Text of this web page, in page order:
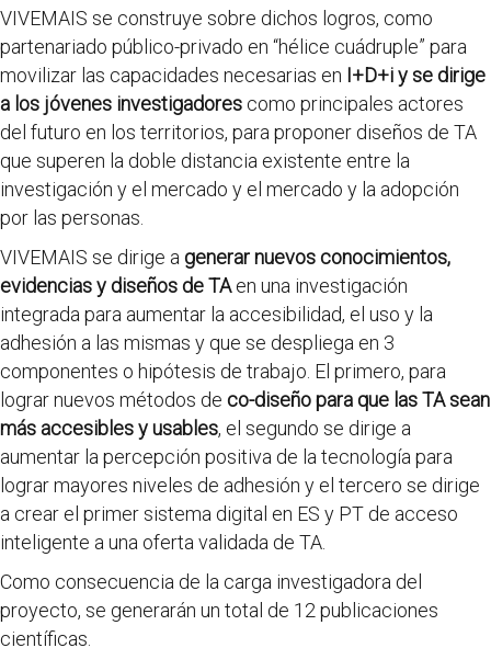
VIVEMAIS se construye sobre dichos logros, como
partenariado público-privado en “hélice cuádruple” para
movilizar las capacidades necesarias en I+D+i y se dirige
a los jóvenes investigadorescomo principales actores
del futuro en los territorios, para proponer diseños de TA
que superen la doble distancia existente entre la
investigación y el mercado y el mercado y la adopción
por las personas.
VIVEMAIS se dirige a generar nuevos conocimientos,
evidencias y diseños de TAen una investigación
integrada para aumentar la accesibilidad, el uso y la
adhesión a las mismas y que se despliega en 3
componentes o hipótesis de trabajo. El primero, para
lograr nuevos métodos de co-diseño para que las TA sean
más accesibles y usables, el segundo se dirige a
aumentar la percepción positiva de la tecnología para
lograr mayores niveles de adhesión y el tercero se dirige
a crear el primer sistema digital en ES y PT de acceso
inteligente a una oferta validada de TA.
Como consecuencia de la carga investigadora del
proyecto, se generarán un total de 12 publicaciones
científicas.